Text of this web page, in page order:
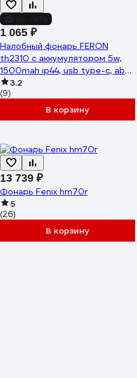
1 065 ₽
Налобный фонарь FERON
th2310 c аккумулятором 5w,
1500mah ip44, usb type-c, abs
пластик, резина, 48525
3.2
(9)
В корзину
13 739 ₽
Фонарь Fenix hm70r
5
(26)
В корзину